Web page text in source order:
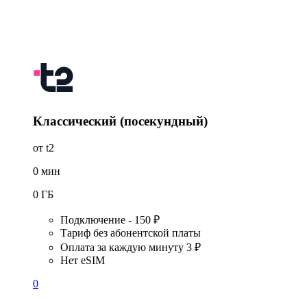
Классический (посекундный)
от t2
0 мин
0 ГБ
Подключение - 150 ₽
Тариф без абонентской платы
Оплата за каждую минуту 3 ₽
Нет eSIM
0